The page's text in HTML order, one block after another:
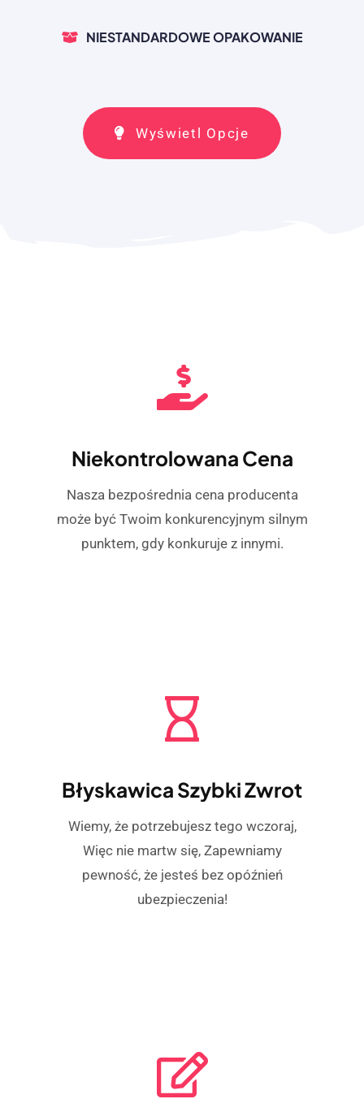
NIESTANDARDOWE OPAKOWANIE
Wyświetl Opcje
Niekontrolowana Cena
Nasza bezpośrednia cena producenta
może być Twoim konkurencyjnym silnym
punktem, gdy konkuruje z innymi.
Błyskawica Szybki Zwrot
Wiemy, że potrzebujesz tego wczoraj,
Więc nie martw się, Zapewniamy
pewność, że jesteś bez opóźnień
ubezpieczenia!